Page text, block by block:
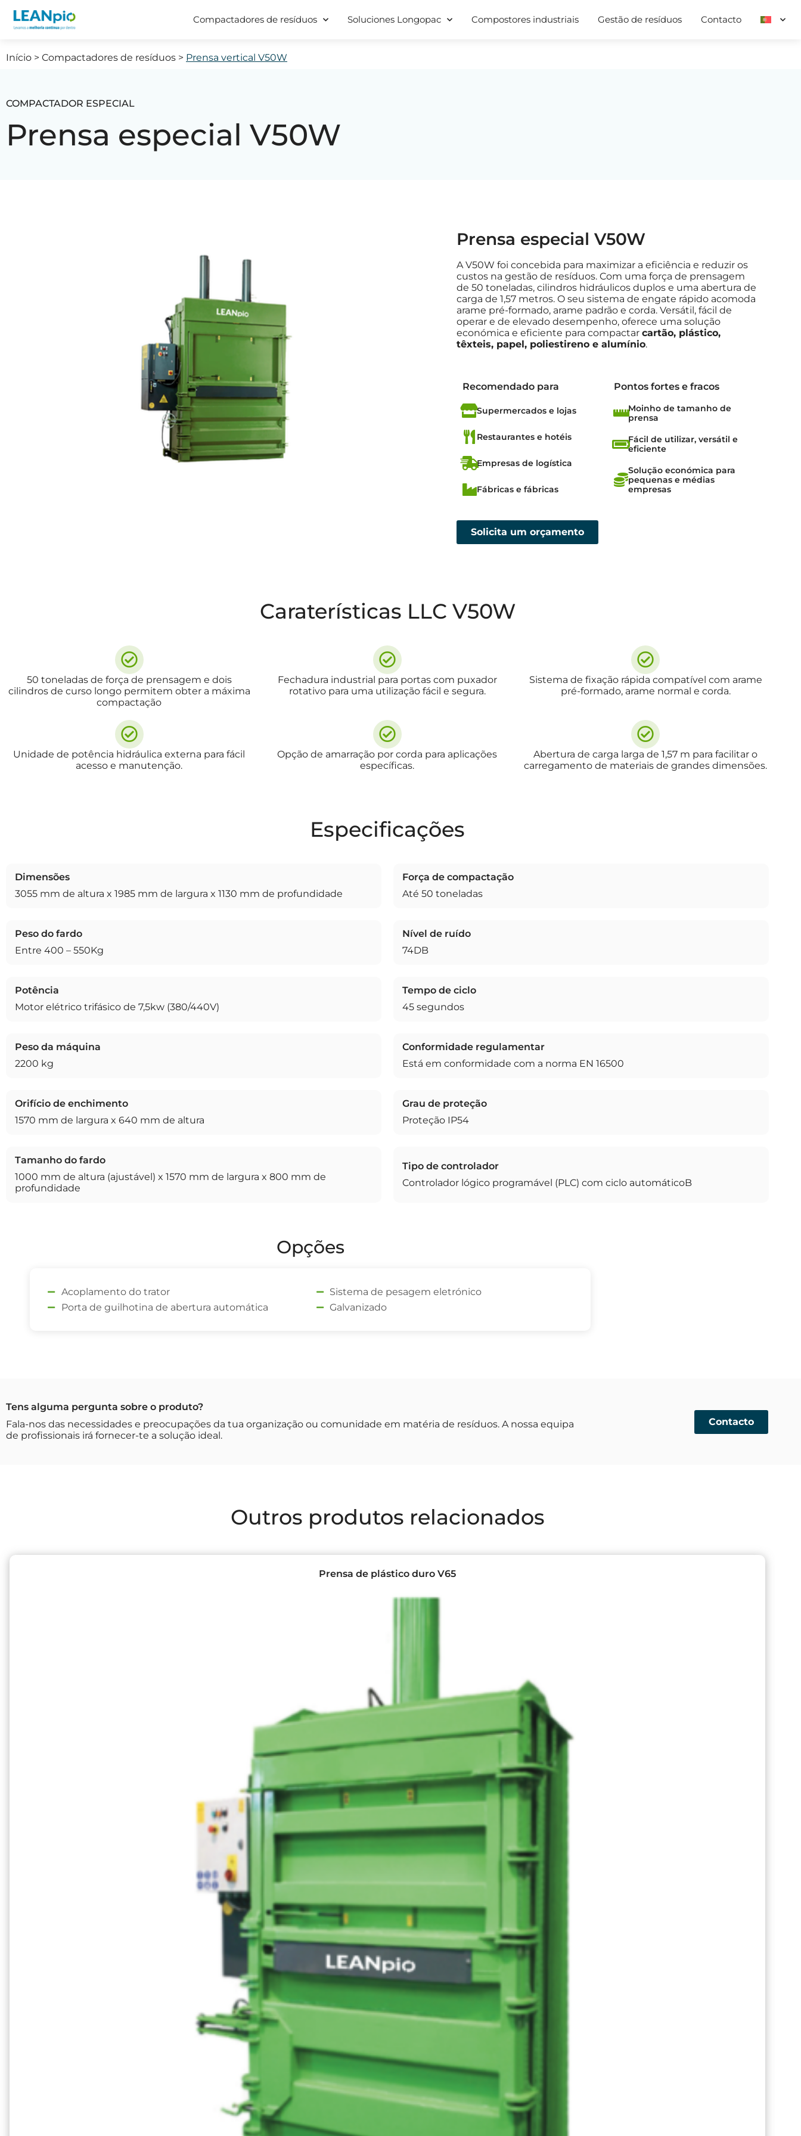
Compactadores de resíduos Soluciones Longopac Compostores industriais Gestão de resíduos Contacto
Início > Compactadores de resíduos > Prensa vertical V50W
COMPACTADOR ESPECIAL
Prensa especial V50W
Prensa especial V50W
A V50W foi concebida para maximizar a eficiência e reduzir os
custos na gestão de resíduos. Com uma força de prensagem
de 50 toneladas, cilindros hidráulicos duplos e uma abertura de
carga de 1,57 metros. O seu sistema de engate rápido acomoda
arame pré-formado, arame padrão e corda. Versátil, fácil de
operar e de elevado desempenho, oferece uma solução
económica e eficiente para compactar cartão, plástico,
têxteis, papel, poliestireno e alumínio.
Recomendado para
Supermercados e lojas
Restaurantes e hotéis
Empresas de logística
Fábricas e fábricas
Pontos fortes e fracos
Moinho de tamanho de
prensa
Fácil de utilizar, versátil e
eficiente
Solução económica para
pequenas e médias
empresas
Solicita um orçamento
Caraterísticas LLC V50W
50 toneladas de força de prensagem e dois
cilindros de curso longo permitem obter a máxima
compactação
Fechadura industrial para portas com puxador
rotativo para uma utilização fácil e segura.
Sistema de fixação rápida compatível com arame
pré-formado, arame normal e corda.
Unidade de potência hidráulica externa para fácil
acesso e manutenção.
Opção de amarração por corda para aplicações
específicas.
Abertura de carga larga de 1,57 m para facilitar o
carregamento de materiais de grandes dimensões.
Especificações
Dimensões
3055 mm de altura x 1985 mm de largura x 1130 mm de profundidade
Força de compactação
Até 50 toneladas
Peso do fardo
Entre 400 – 550Kg
Nível de ruído
74DB
Potência
Motor elétrico trifásico de 7,5kw (380/440V)
Tempo de ciclo
45 segundos
Peso da máquina
2200 kg
Conformidade regulamentar
Está em conformidade com a norma EN 16500
Orifício de enchimento
1570 mm de largura x 640 mm de altura
Grau de proteção
Proteção IP54
Tamanho do fardo
1000 mm de altura (ajustável) x 1570 mm de largura x 800 mm de
profundidade
Tipo de controlador
Controlador lógico programável (PLC) com ciclo automáticoB
Opções
Acoplamento do trator
Porta de guilhotina de abertura automática
Sistema de pesagem eletrónico
Galvanizado
Tens alguma pergunta sobre o produto?
Fala-nos das necessidades e preocupações da tua organização ou comunidade em matéria de resíduos. A nossa equipa
de profissionais irá fornecer-te a solução ideal.
Contacto
Outros produtos relacionados
Prensa de plástico duro V65